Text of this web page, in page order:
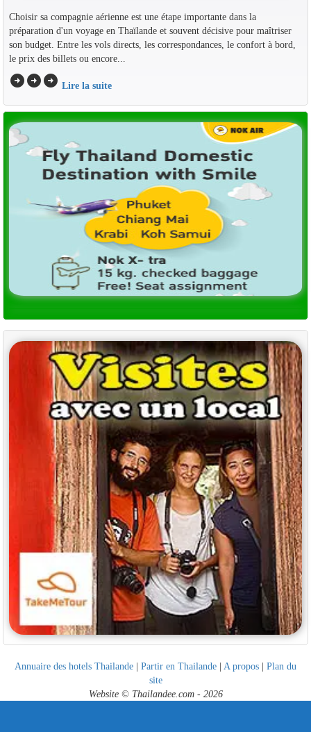
Choisir sa compagnie aérienne est une étape importante dans la
préparation d'un voyage en Thaïlande et souvent décisive pour maîtriser
son budget. Entre les vols directs, les correspondances, le confort à bord,
le prix des billets ou encore...
arrow_circle_rightarrow_circle_rightarrow_circle_right Lire la suite
Annuaire des hotels Thailande | Partir en Thailande | A propos | Plan du
site
Website © Thailandee.com - 2026